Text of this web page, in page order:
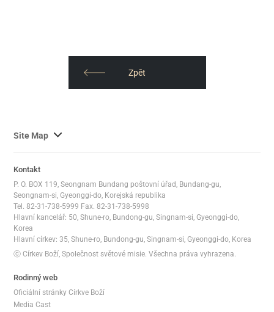
Zpět
Site Map 사
전
체
보
기
Kontakt
P. O. BOX 119, Seongnam Bundang poštovní úřad, Bundang-gu,
Seongnam-si, Gyeonggi-do, Korejská republika
Tel. 82-31-738-5999 Fax. 82-31-738-5998
Hlavní kancelář: 50, Shune-ro, Bundong-gu, Singnam-si, Gyeonggi-do,
Korea
Hlavní církev: 35, Shune-ro, Bundong-gu, Singnam-si, Gyeonggi-do, Korea
ⓒ Církev Boží, Společnost světové misie. Všechna práva vyhrazena.
Rodinný web
Oficiální stránky Církve Boží
Media Cast